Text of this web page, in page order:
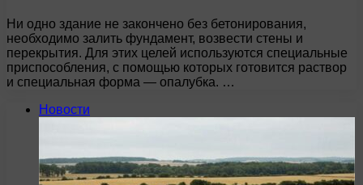
Ни одно здание не закончено без бетонирования,
необходимо залить фундамент, возвести стены и
перекрытия. Для этих целей используются специальные
приспособления, с помощью которых готовится раствор
и специальная форма — опалубка. …
Новости